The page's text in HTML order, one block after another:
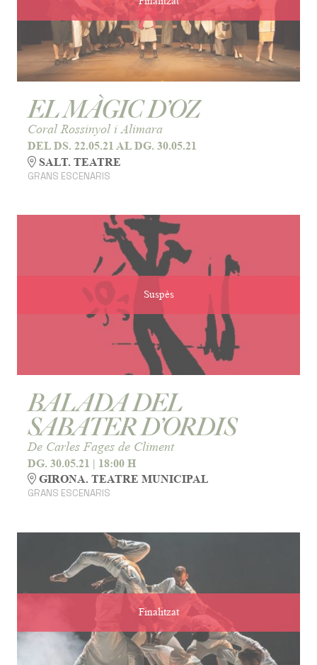
EL MÀGIC D’OZ
Coral Rossinyol i Alimara
DEL DS. 22.05.21 AL DG. 30.05.21
SALT. TEATRE
GRANS ESCENARIS
Suspès
BALADA DEL
SABATER D’ORDIS
De Carles Fages de Climent
DG. 30.05.21 | 18:00 H
GIRONA. TEATRE MUNICIPAL
GRANS ESCENARIS
Finalitzat